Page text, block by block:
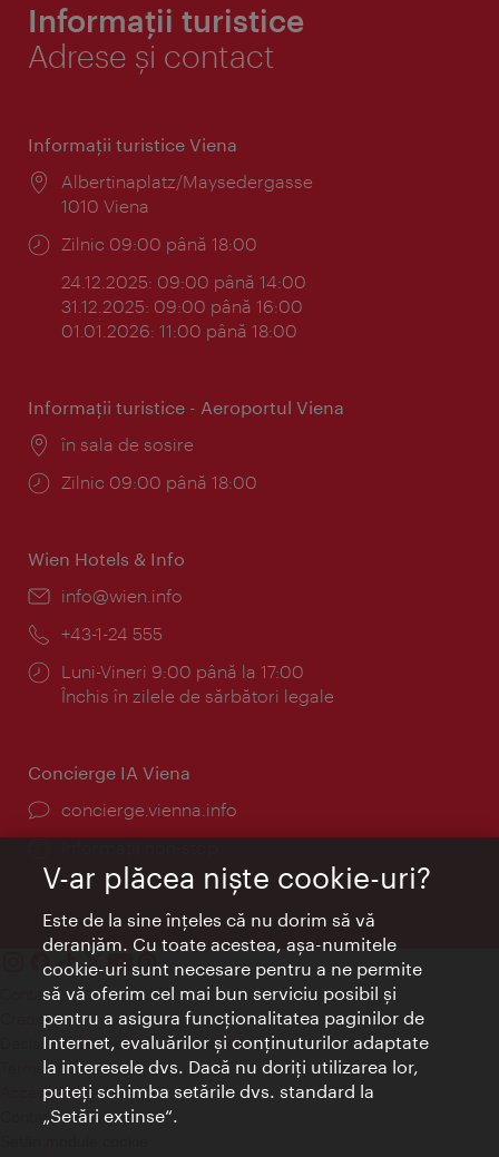
Informații turistice
Adrese și contact
Informaţii turistice Viena
Locul:
Albertinaplatz/Maysedergasse
1010 Viena
Program:
Zilnic 09:00 până 18:00
24.12.2025: 09:00 până 14:00
31.12.2025: 09:00 până 16:00
01.01.2026: 11:00 până 18:00
Informaţii turistice - Aeroportul Viena
Locul:
în sala de sosire
Program:
Zilnic 09:00 până 18:00
Wien Hotels & Info
E-
info@wien.info
Telefon:
+43-1-24 555
Program:
Luni-Vineri 9:00 până la 17:00
Închis în zilele de sărbători legale
Concierge IA Viena
concierge.vienna.info
Contact
Credits
Declaraţie privind protecţia datelor
Terms of Use
Accesibilitate
Contact presa
V-ar plăcea nişte cookie-uri?
Este de la sine înţeles că nu dorim să vă
deranjăm. Cu toate acestea, aşa-numitele
cookie-uri sunt necesare pentru a ne permite
să vă oferim cel mai bun serviciu posibil şi
pentru a asigura funcţionalitatea paginilor de
Internet, evaluărilor şi conţinuturilor adaptate
la interesele dvs. Dacă nu doriţi utilizarea lor,
puteţi schimba setările dvs. standard la
„Setări extinse“.